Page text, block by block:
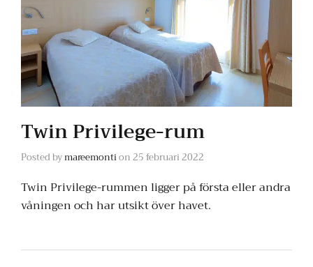
Twin Privilege-rum
Posted bymareemontion25 februari 2022
Twin Privilege-rummen ligger på första eller andra
våningen och har utsikt över havet.